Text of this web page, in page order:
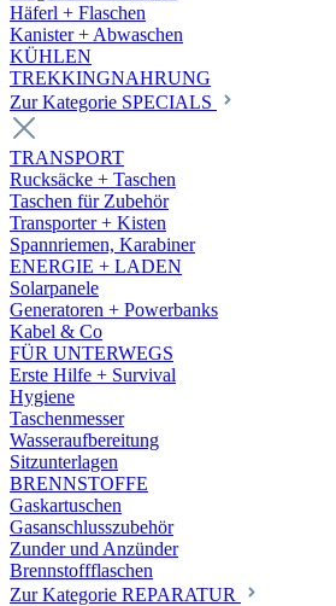
Häferl + Flaschen
Kanister + Abwaschen
KÜHLEN
TREKKINGNAHRUNG
Zur Kategorie SPECIALS
TRANSPORT
Rucksäcke + Taschen
Taschen für Zubehör
Transporter + Kisten
Spannriemen, Karabiner
ENERGIE + LADEN
Solarpanele
Generatoren + Powerbanks
Kabel & Co
FÜR UNTERWEGS
Erste Hilfe + Survival
Hygiene
Taschenmesser
Wasseraufbereitung
Sitzunterlagen
BRENNSTOFFE
Gaskartuschen
Gasanschlusszubehör
Zunder und Anzünder
Brennstoffflaschen
Zur Kategorie REPARATUR